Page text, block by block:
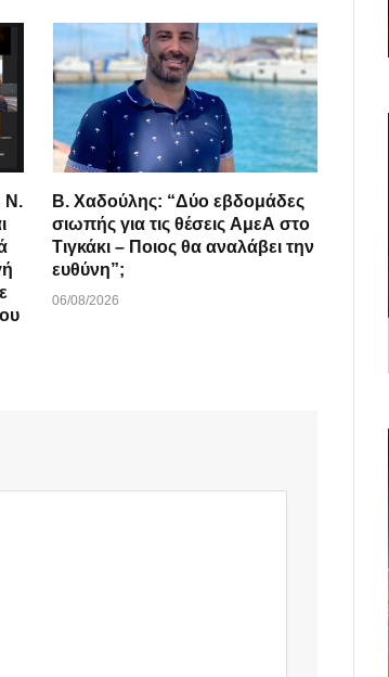
Ν.
B. Xαδούλης: “Δύο εβδομάδες
σιωπής για τις θέσεις ΑμεΑ στο
Τιγκάκι – Ποιος θα αναλάβει την
ευθύνη”;
06/08/2026